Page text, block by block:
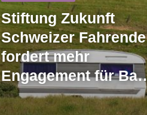
Stiftung Zukunft
Schweizer Fahrende
fordert mehr
Engagement für Bau
von Halteplätzen